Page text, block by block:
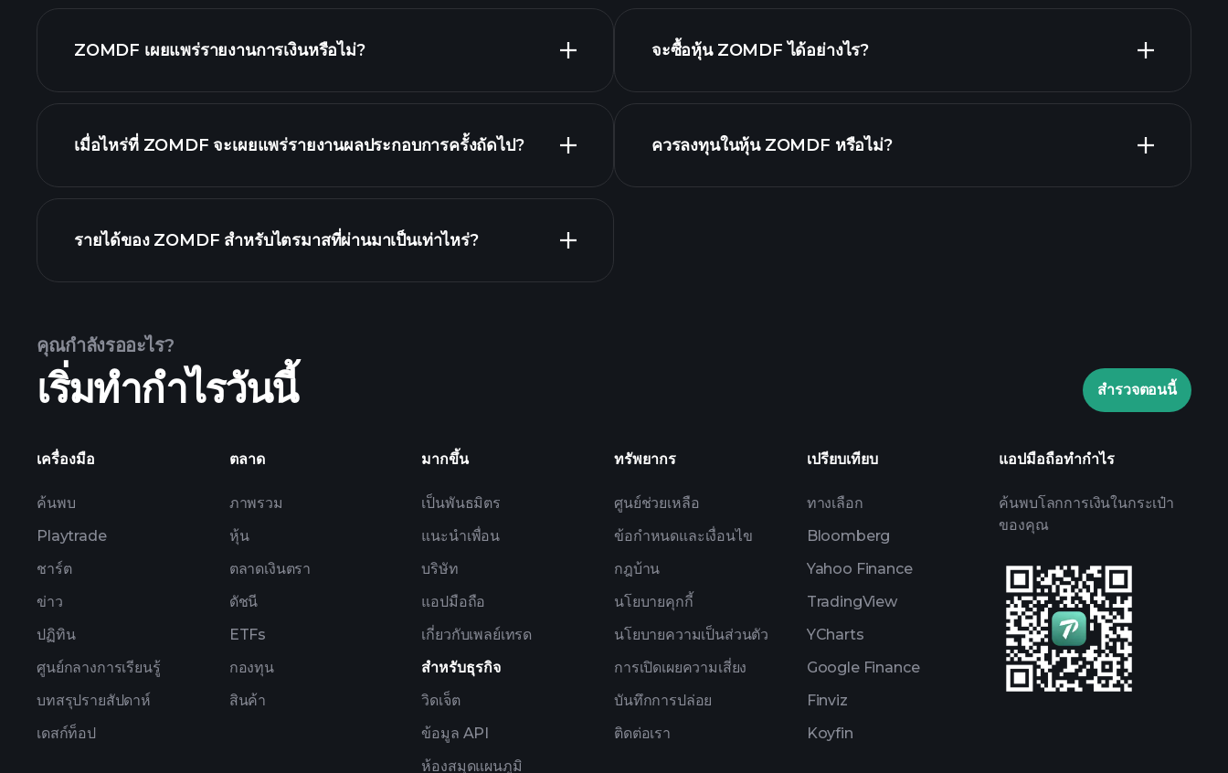
รายชื่อหุ้นของ
เรา
ZOMDF เผยแพร่รายงานการเงินหรือไม่?
ZOMDF รายงานการเงิน
เมื่อไหร่ที่ ZOMDF จะเผยแพร่รายงานผลประกอบการครั้งถัดไป?
ปฏิทินผลประกอบการ
รายได้ของ ZOMDF สำหรับไตรมาสที่ผ่านมาเป็นเท่าไหร่?
รายงานทางการเงิน ZOMDF
จะซื้อหุ้น ZOMDF ได้อย่างไร?
Playtrade Tournaments
ควรลงทุนในหุ้น ZOMDF หรือไม่?
ข้อมูลตลาด
คุณกำลังรออะไร?
เริ่มทำกำไรวันนี้ สำรวจตอนนี้
เครื่องมือ
ค้นพบ
Playtrade
ชาร์ต
ข่าว
ปฏิทิน
ศูนย์กลางการเรียนรู้
บทสรุปรายสัปดาห์
เดสก์ท็อป
ตลาด
ภาพรวม
หุ้น
ตลาดเงินตรา
ดัชนี
ETFs
กองทุน
สินค้า
มากขึ้น
เป็นพันธมิตร
แนะนำเพื่อน
บริษัท
แอปมือถือ
เกี่ยวกับเพลย์เทรด
สำหรับธุรกิจ
วิดเจ็ต
ข้อมูล API
ห้องสมุดแผนภูมิ
ทรัพยากร
ศูนย์ช่วยเหลือ
ข้อกำหนดและเงื่อนไข
กฎบ้าน
นโยบายคุกกี้
นโยบายความเป็นส่วนตัว
การเปิดเผยความเสี่ยง
บันทึกการปล่อย
ติดต่อเรา
เปรียบเทียบ
ทางเลือก
Bloomberg
Yahoo Finance
TradingView
YCharts
Google Finance
Finviz
Koyfin
แอปมือถือทำกำไร
ค้นพบโลกการเงินในกระเป๋า
ของคุณ